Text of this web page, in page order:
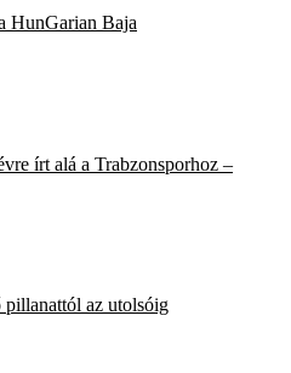
HunGarian Baja
írt alá a Trabzonsporhoz –
az utolsóig